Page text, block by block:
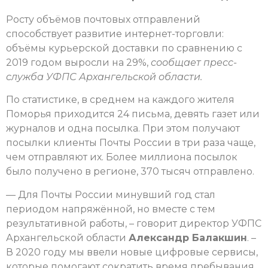
Росту объёмов почтовых отправлений
способствует развитие интернет-торговли:
объёмы курьерской доставки по сравнению с
2019 годом выросли на 29%, сообщает пресс-
служба УФПС Архангельской области.
По статистике, в среднем на каждого жителя
Поморья приходится 24 письма, девять газет или
журналов и одна посылка. При этом получают
посылки клиенты Почты России в три раза чаще,
чем отправляют их. Более миллиона посылок
было получено в регионе, 370 тысяч отправлено.
— Для Почты России минувший год стал
периодом напряжённой, но вместе с тем
результативной работы, – говорит директор УФПС
Архангельской области Александр Балакшин. –
В 2020 году мы ввели новые цифровые сервисы,